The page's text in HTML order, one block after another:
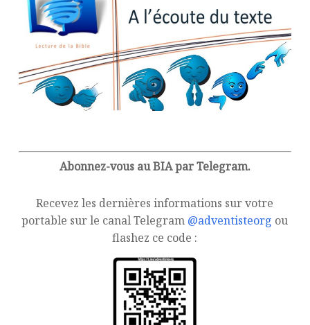
Abonnez-vous au BIA par Telegram.
Recevez les dernières informations sur votre
portable sur le canal Telegram @adventisteorg ou
flashez ce code :